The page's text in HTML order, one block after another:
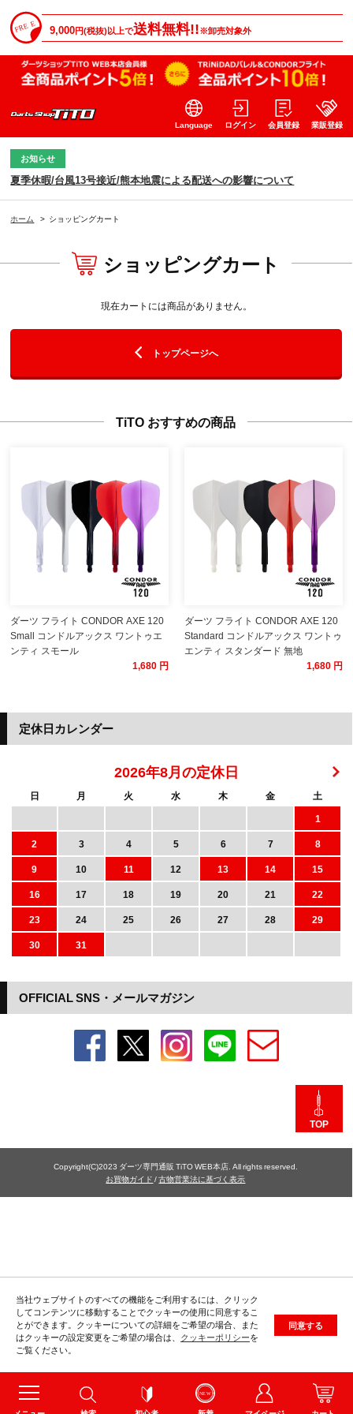
9,000円(税抜)以上で送料無料!!※卸売対象外
Language ログイン 会員登録 業販登録
お知らせ
夏季休暇/台風13号接近/熊本地震による配送への影響について
ホーム > ショッピングカート
ショッピングカート
現在カートには商品がありません。
トップページへ
TiTO おすすめの商品
ダーツ フライト CONDOR AXE 120
Small コンドルアックス ワントゥエ
ンティ スモール
1,680 円
ダーツ フライト CONDOR AXE 120
Standard コンドルアックス ワントゥ
エンティ スタンダード 無地
1,680 円
当社ウェブサイトのすべての機能をご利用するには、クリック
してコンテンツに移動することでクッキーの使用に同意するこ
とができます。クッキーについての詳細をご希望の場合、また
はクッキーの設定変更をご希望の場合は、 クッキーポリシーを
ご覧ください。
同意する
OFFICIAL SNS・メールマガジン
定休日カレンダー
2026年8月の定休日
日 月 火 水 木 金
土
1
2
3 4 5 6 7
8
9
10 11 12 13 14
15
16
17 18 19 20 21
22
23
24 25 26 27 28
29
30
31
TOP
Copyright(C)2023 ダーツ専門通販 TiTO WEB本店. All rights reserved.
お買物ガイド /古物営業法に基づく表示